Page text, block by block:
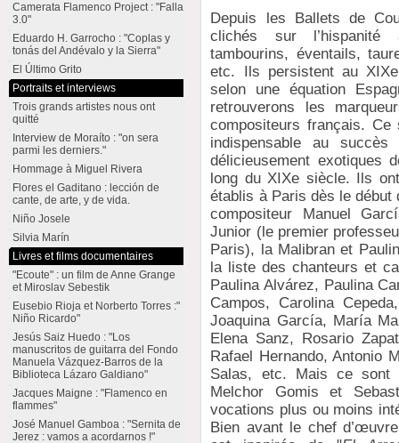
Depuis les Ballets de
clichés sur l’hispanité
tambourins, éventails,
etc. Ils persistent au
selon une équation
retrouverons les
compositeurs français.
indispensable au succès
délicieusement exotiques
long du XIXe siècle. Ils
établis à Paris dès le
compositeur Manuel
Junior (le premier
Paris), la Malibran et
la liste des chanteurs et
Paulina Alvárez, Paulina
Campos, Carolina
Joaquina García, María
Elena Sanz, Rosario
Rafael Hernando, Antonio
Salas, etc. Mais ce
Melchor Gomis et
vocations plus ou moins
Bien avant le chef
Camerata Flamenco Project : "Falla
3.0"
Eduardo H. Garrocho : "Coplas y
tonás del Andévalo y la Sierra"
El Último Grito
Portraits et interviews
Trois grands artistes nous ont
quitté
Interview de Moraíto : "on sera
parmi les derniers."
Hommage à Miguel Rivera
Flores el Gaditano : lección de
cante, de arte, y de vida.
Niño Josele
Silvia Marín
Livres et films documentaires
"Ecoute" : un film de Anne Grange
et Miroslav Sebestik
Eusebio Rioja et Norberto Torres :"
Niño Ricardo"
Jesús Saiz Huedo : "Los
manuscritos de guitarra del Fondo
Manuela Vázquez-Barros de la
Biblioteca Lázaro Galdiano"
Jacques Maigne : "Flamenco en
flammes"
José Manuel Gamboa : "Sernita de
Jerez : vamos a acordarnos !"